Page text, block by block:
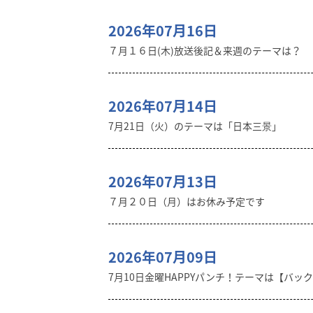
2026年07月16日
７月１６日(木)放送後記＆来週のテーマは？
2026年07月14日
7月21日（火）のテーマは「日本三景」
2026年07月13日
７月２０日（月）はお休み予定です
2026年07月09日
7月10日金曜HAPPYパンチ！テーマは【バック